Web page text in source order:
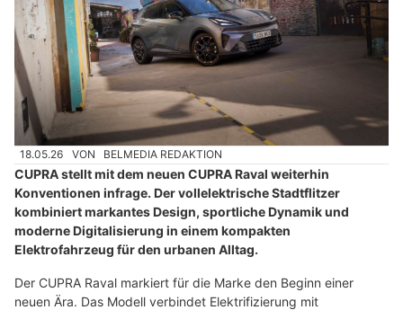
18.05.26 VON BELMEDIA REDAKTION
CUPRA stellt mit dem neuen CUPRA Raval weiterhin
Konventionen infrage. Der vollelektrische Stadtflitzer
kombiniert markantes Design, sportliche Dynamik und
moderne Digitalisierung in einem kompakten
Elektrofahrzeug für den urbanen Alltag.
Der CUPRA Raval markiert für die Marke den Beginn einer
neuen Ära. Das Modell verbindet Elektrifizierung mit